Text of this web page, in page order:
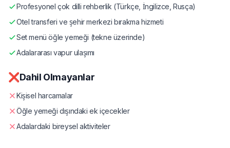
Profesyonel çok dilli rehberlik (Türkçe, İngilizce, Rusça)
Otel transferi ve şehir merkezi bırakma hizmeti
Set menü öğle yemeği (tekne üzerinde)
Adalararası vapur ulaşımı
❌Dahil Olmayanlar
Kişisel harcamalar
Öğle yemeği dışındaki ek içecekler
Adalardaki bireysel aktiviteler